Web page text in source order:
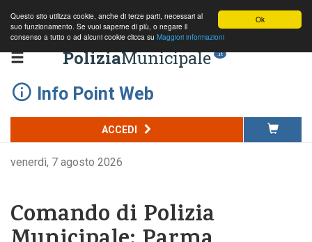
Ok
Questo sito utilizza cookie, anche di terze parti, necessari al
suo funzionamento. Se vuoi saperne di più, o negare il
consenso a tutto o ad alcuni cookie clicca su Maggiori informazioni
PoliziaMunicipale .it
Info Point Web
ACCEDI
venerdì, 7 agosto 2026
Comando di Polizia